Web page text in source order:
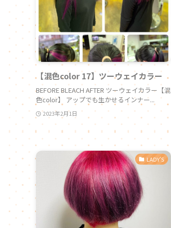
【混色color 17】ツーウェイカラー
BEFORE BLEACH AFTER ツーウェイカラー【混
色color】 アップでも生かせるインナー...
2023年2月1日
LADY’S